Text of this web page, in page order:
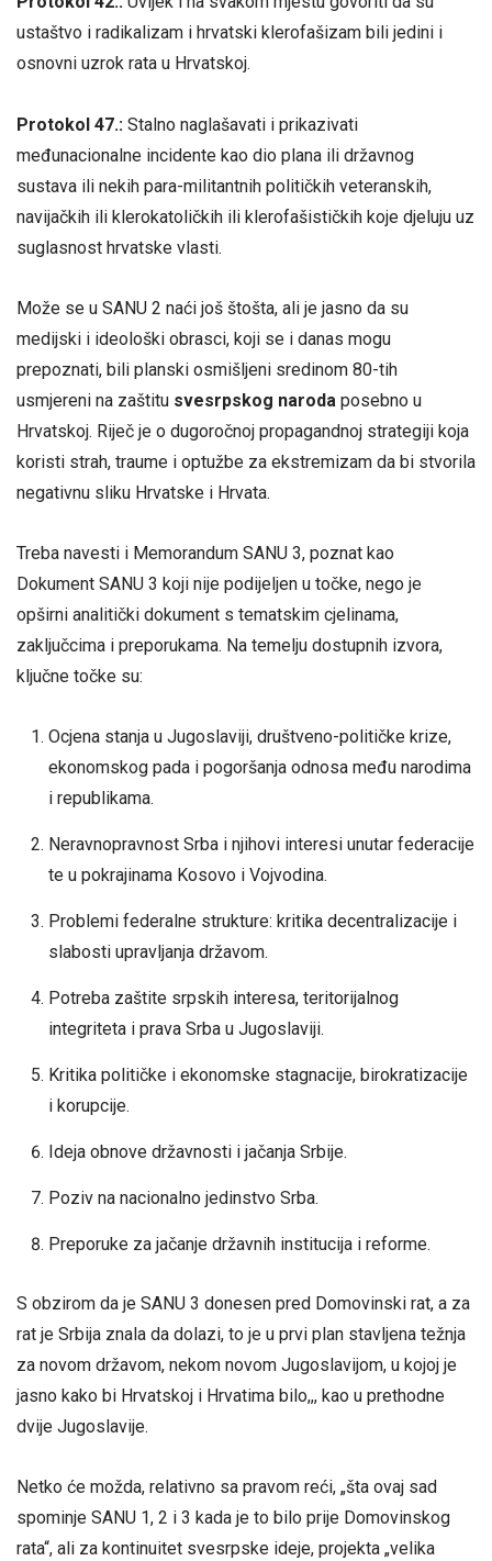
ustaštvo i radikalizam i hrvatski klerofašizam bili jedini i
osnovni uzrok rata u Hrvatskoj.
Protokol 47.: Stalno naglašavati i prikazivati
međunacionalne incidente kao dio plana ili državnog
sustava ili nekih para-militantnih političkih veteranskih,
navijačkih ili klerokatoličkih ili klerofašističkih koje djeluju uz
suglasnost hrvatske vlasti.
Može se u SANU 2 naći još štošta, ali je jasno da su
medijski i ideološki obrasci, koji se i danas mogu
prepoznati, bili planski osmišljeni sredinom 80-tih
usmjereni na zaštitu svesrpskog naroda posebno u
Hrvatskoj. Riječ je o dugoročnoj propagandnoj strategiji koja
koristi strah, traume i optužbe za ekstremizam da bi stvorila
negativnu sliku Hrvatske i Hrvata.
Treba navesti i Memorandum SANU 3, poznat kao
Dokument SANU 3 koji nije podijeljen u točke, nego je
opširni analitički dokument s tematskim cjelinama,
zaključcima i preporukama. Na temelju dostupnih izvora,
ključne točke su:
Ocjena stanja u Jugoslaviji, društveno-političke krize,
ekonomskog pada i pogoršanja odnosa među narodima
i republikama.
Neravnopravnost Srba i njihovi interesi unutar federacije
te u pokrajinama Kosovo i Vojvodina.
Problemi federalne strukture: kritika decentralizacije i
slabosti upravljanja državom.
Potreba zaštite srpskih interesa, teritorijalnog
integriteta i prava Srba u Jugoslaviji.
Kritika političke i ekonomske stagnacije, birokratizacije
i korupcije.
Ideja obnove državnosti i jačanja Srbije.
Poziv na nacionalno jedinstvo Srba.
Preporuke za jačanje državnih institucija i reforme.
S obzirom da je SANU 3 donesen pred Domovinski rat, a za
rat je Srbija znala da dolazi, to je u prvi plan stavljena težnja
za novom državom, nekom novom Jugoslavijom, u kojoj je
jasno kako bi Hrvatskoj i Hrvatima bilo,,, kao u prethodne
dvije Jugoslavije.
Netko će možda, relativno sa pravom reći, „šta ovaj sad
spominje SANU 1, 2 i 3 kada je to bilo prije Domovinskog
rata“, ali za kontinuitet svesrpske ideje, projekta „velika